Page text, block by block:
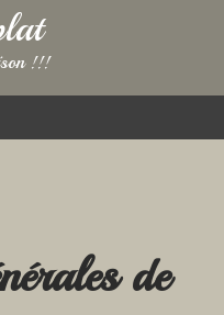
!!!
de